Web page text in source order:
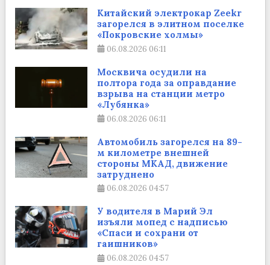
Китайский электрокар Zeekr
загорелся в элитном поселке
«Покровские холмы»
06.08.2026 06:11
Москвича осудили на
полтора года за оправдание
взрыва на станции метро
«Лубянка»
06.08.2026 06:11
Автомобиль загорелся на 89-
м километре внешней
стороны МКАД, движение
затруднено
06.08.2026 04:57
У водителя в Марий Эл
изъяли мопед с надписью
«Спаси и сохрани от
гаишников»
06.08.2026 04:57